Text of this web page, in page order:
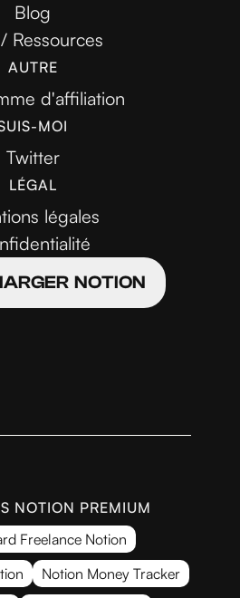
Blog
Ressources
AUTRE
d'affiliation
MOI
Twitter
LÉGAL
légales
NOTION
NOTION PREMIUM
Freelance Notion
Notion Money Tracker